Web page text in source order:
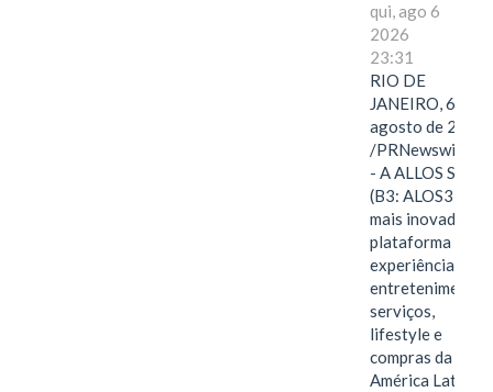
qui, ago 6
2026
23:31
RIO DE
JANEIRO, 6 de
agosto de 2026
/PRNewswire/ -
- A ALLOS S.A.
(B3: ALOS3), a
mais inovadora
plataforma de
experiências,
entretenimento,
serviços,
lifestyle e
compras da
América Latina